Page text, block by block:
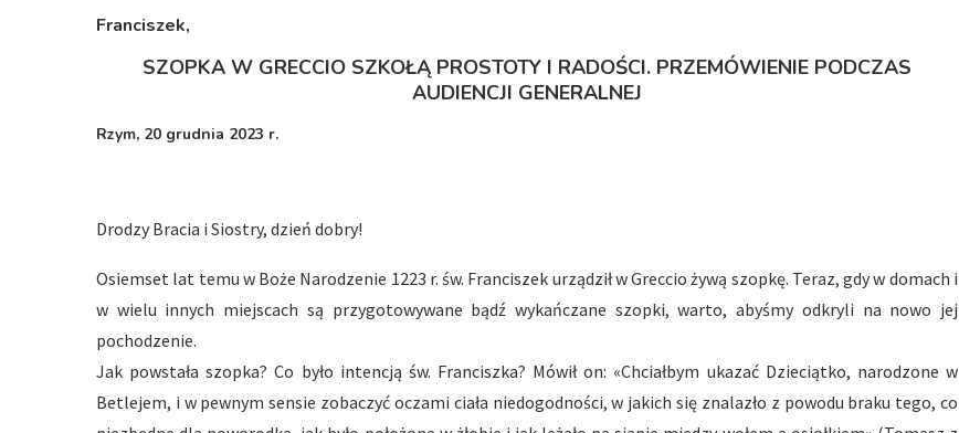
Franciszek,
SZOPKA W GRECCIO SZKOŁĄ PROSTOTY I RADOŚCI. PRZEMÓWIENIE PODCZAS
AUDIENCJI GENERALNEJ
Rzym, 20 grudnia 2023 r.
Drodzy Bracia i Siostry, dzień dobry!
Osiemset lat temu w Boże Narodzenie 1223 r. św. Franciszek urządził w Greccio żywą szopkę. Teraz, gdy w domach i
w wielu innych miejscach są przygotowywane bądź wykańczane szopki, warto, abyśmy odkryli na nowo jej
pochodzenie.
Jak powstała szopka? Co było intencją św. Franciszka? Mówił on: «Chciałbym ukazać Dzieciątko, narodzone w
Betlejem, i w pewnym sensie zobaczyć oczami ciała niedogodności, w jakich się znalazło z powodu braku tego, co